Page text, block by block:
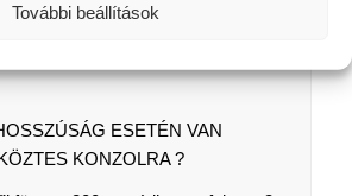
További beállítások
ESETÉN VAN
KONZOLRA ?